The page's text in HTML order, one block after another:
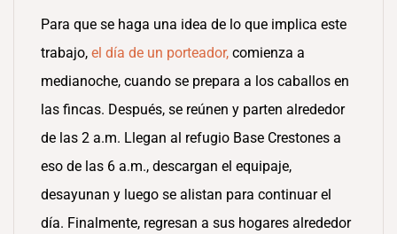
Para que se haga una idea de lo que implica este
trabajo, el día de un porteador, comienza a
medianoche, cuando se prepara a los caballos en
las fincas. Después, se reúnen y parten alrededor
de las 2 a.m. Llegan al refugio Base Crestones a
eso de las 6 a.m., descargan el equipaje,
desayunan y luego se alistan para continuar el
día. Finalmente, regresan a sus hogares alrededor